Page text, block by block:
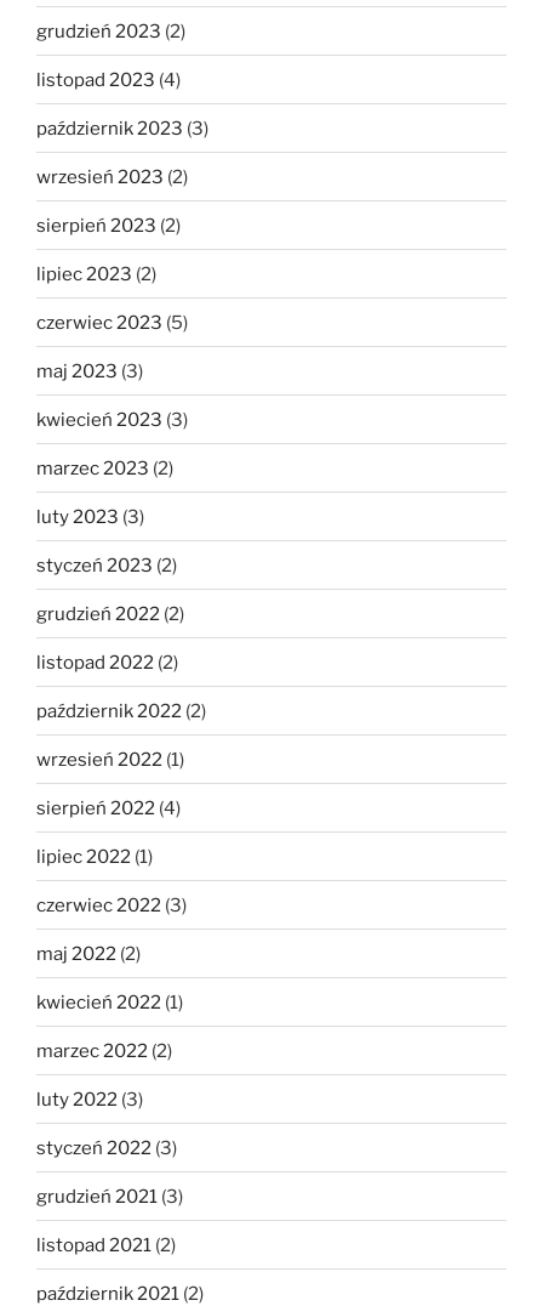
grudzień 2023 (2)
listopad 2023 (4)
październik 2023 (3)
wrzesień 2023 (2)
sierpień 2023 (2)
lipiec 2023 (2)
czerwiec 2023 (5)
maj 2023 (3)
kwiecień 2023 (3)
marzec 2023 (2)
luty 2023 (3)
styczeń 2023 (2)
grudzień 2022 (2)
listopad 2022 (2)
październik 2022 (2)
wrzesień 2022 (1)
sierpień 2022 (4)
lipiec 2022 (1)
czerwiec 2022 (3)
maj 2022 (2)
kwiecień 2022 (1)
marzec 2022 (2)
luty 2022 (3)
styczeń 2022 (3)
grudzień 2021 (3)
listopad 2021 (2)
październik 2021 (2)